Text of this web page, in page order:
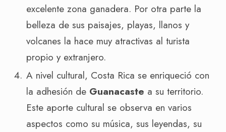
excelente zona ganadera. Por otra parte la
belleza de sus paisajes, playas, llanos y
volcanes la hace muy atractivas al turista
propio y extranjero.
A nivel cultural, Costa Rica se enriqueció con
la adhesión de Guanacaste a su territorio.
Este aporte cultural se observa en varios
aspectos como su música, sus leyendas, su